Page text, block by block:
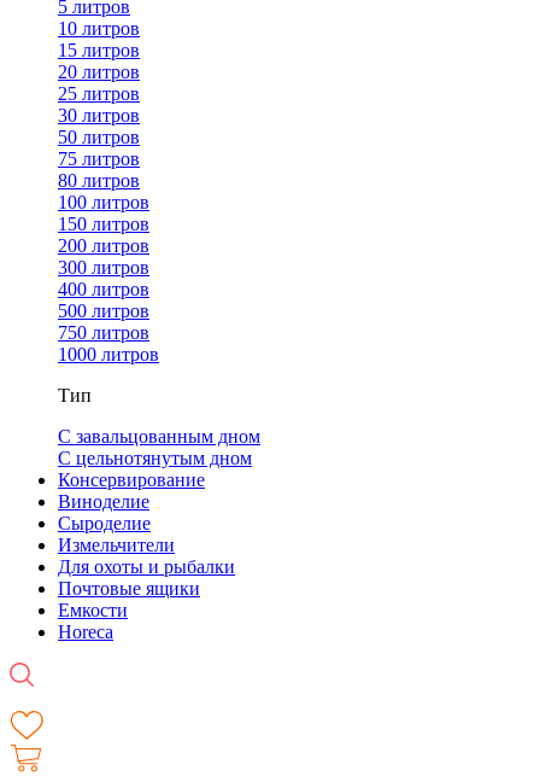
5 литров
10 литров
15 литров
20 литров
25 литров
30 литров
50 литров
75 литров
80 литров
100 литров
150 литров
200 литров
300 литров
400 литров
500 литров
750 литров
1000 литров
Тип
С завальцованным дном
С цельнотянутым дном
Консервирование
Виноделие
Сыроделие
Измельчители
Для охоты и рыбалки
Почтовые ящики
Емкости
Horeca